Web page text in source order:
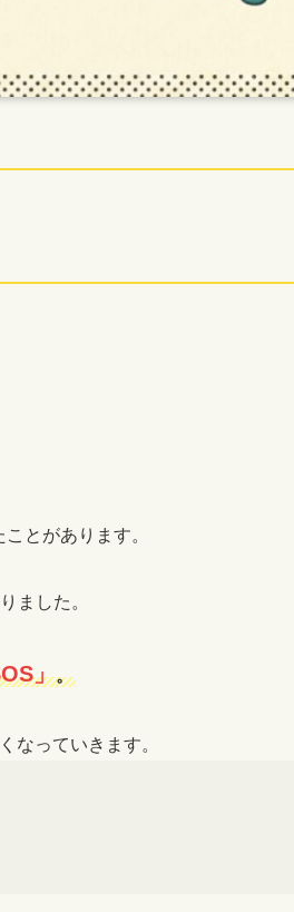
とがあります。
ました。
」。
なっていきます。